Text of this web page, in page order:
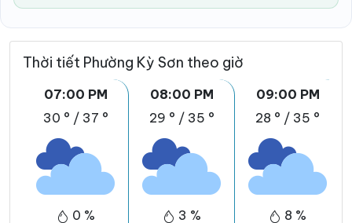
Thời tiết Phường Kỳ Sơn theo giờ
07:00 PM
30 ° / 37 °
0 %
08:00 PM
29 ° / 35 °
3 %
09:00 PM
28 ° / 35 °
8 %